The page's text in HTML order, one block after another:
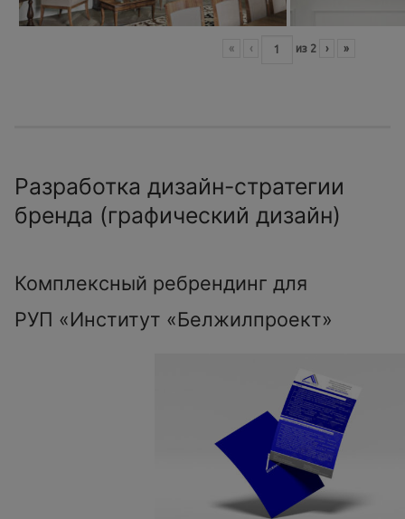
« ‹ из 2 › »
Разработка дизайн-стратегии
бренда (графический дизайн)
Комплексный ребрендинг для
РУП «Институт «Белжилпроект»